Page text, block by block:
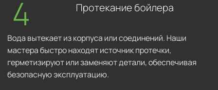
Протекание бойлера
Вода вытекает из корпуса или соединений. Наши
мастера быстро находят источник протечки,
герметизируют или заменяют детали, обеспечивая
безопасную эксплуатацию.